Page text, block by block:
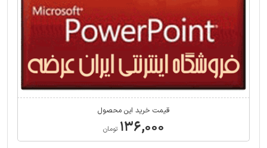
قیمت خرید این محصول
۱۳۶,۰۰۰ تومان